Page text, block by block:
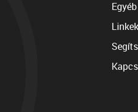
Linkek